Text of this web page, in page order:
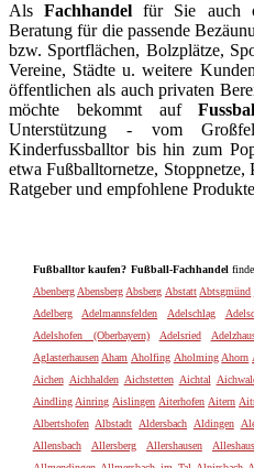
AlsFachhandel für Sie auch
Beratung für die passende
bzw. Sportflächen, Bolzplätze,
Vereine, Städte u. weitere
öffentlichen als auch privaten
möchte bekommt auf
Unterstützung - vom
Kinderfussballtor bis hin zum
etwa Fußballtornetze,
Ratgeber und empfohlene
Fußballtor kaufen? Fußball-Fachhandel
Abenberg Abensberg Absberg Abstatt Abtsgmünd
Adelberg
Adelmannsfelden Adelschlag
Adelshofen (Oberbayern)
Adelsried
Aglasterhausen Aham Aholfing Aholming Ahorn
Aichen Aichhalden Aichstetten Aichtal
Aindling Ainring Aislingen Aiterhofen Aitern
Albertshofen Albstadt Aldersbach Aldingen
Allensbach
Allersberg Allershausen